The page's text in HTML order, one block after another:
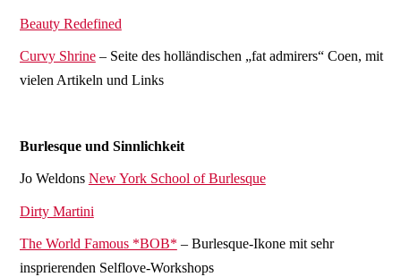
Beauty Redefined
Curvy Shrine– Seite des holländischen „fat admirers“ Coen, mit
vielen Artikeln und Links
Burlesque und Sinnlichkeit
Jo Weldons New York School of Burlesque
Dirty Martini
The World Famous *BOB* – Burlesque-Ikone mit sehr
insprierenden Selflove-Workshops